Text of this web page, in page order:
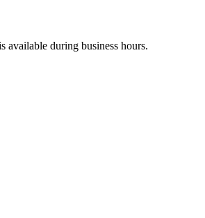
available during business hours.